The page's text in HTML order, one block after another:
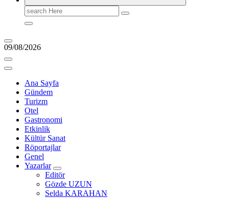
Search
for:
09/08/2026
Ana Sayfa
Gündem
Turizm
Otel
Gastronomi
Etkinlik
Kültür Sanat
Röportajlar
Genel
Yazarlar
Editör
Gözde UZUN
Selda KARAHAN